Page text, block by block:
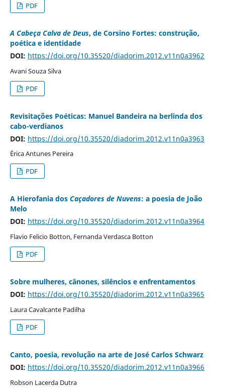
PDF
A Cabeça Calva de Deus, de Corsino Fortes: construção,
poética e identidade
DOI: https://doi.org/10.35520/diadorim.2012.v11n0a3962
Avani Souza Silva
PDF
Revisitações Poéticas: Manuel Bandeira na berlinda dos
cabo-verdianos
DOI: https://doi.org/10.35520/diadorim.2012.v11n0a3963
Érica Antunes Pereira
PDF
A Hierofania dos Caçadores de Nuvens: a poesia de João
Melo
DOI: https://doi.org/10.35520/diadorim.2012.v11n0a3964
Flavio Felicio Botton, Fernanda Verdasca Botton
PDF
Sobre mulheres, cânones, silêncios e enfrentamentos
DOI: https://doi.org/10.35520/diadorim.2012.v11n0a3965
Laura Cavalcante Padilha
PDF
Canto, poesia, revolução na arte de José Carlos Schwarz
DOI: https://doi.org/10.35520/diadorim.2012.v11n0a3966
Robson Lacerda Dutra